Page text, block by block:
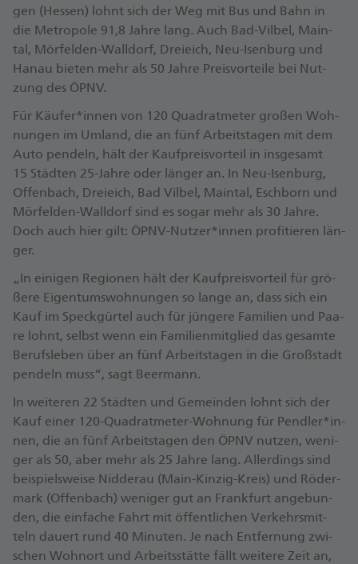
gen (Hes­sen) lohnt sich der Weg mit Bus und Bahn in
die Me­tro­po­le 91,8 Jah­re lang. Auch Bad-Vil­bel, Main­
tal, Mör­fel­den-Wall­dorf, Drei­eich, Neu-Isen­burg und
Ha­nau bie­ten mehr als 50 Jah­re Preis­vor­tei­le bei Nut­
zung des ÖPNV.
Für Käu­fer*in­nen von 120 Qua­drat­me­ter gro­ßen Woh­
nun­gen im Um­land, die an fünf Ar­beits­ta­gen mit dem
Au­to pen­deln, hält der Kauf­preis­vor­teil in ins­ge­samt
15 Städ­ten 25-Jah­re oder län­ger an. In Neu-Isen­burg,
Of­fen­bach, Drei­eich, Bad Vil­bel, Main­tal, Esch­born und
Mör­fel­den-Wall­dorf sind es so­gar mehr als 30 Jah­re.
Doch auch hier gilt: ÖPNV-Nut­zer*in­nen pro­fi­tie­ren län­
ger.
„In ei­ni­gen Re­gio­nen hält der Kauf­preis­vor­teil für grö­
ße­re Ei­gen­tums­woh­nun­gen so lan­ge an, dass sich ein
Kauf im Speck­gür­tel auch für jün­ge­re Fa­mi­li­en und Paa­
re lohnt, selbst wenn ein Fa­mi­li­en­mit­glied das ge­sam­te
Be­rufs­le­ben über an fünf Ar­beits­ta­gen in die Groß­stadt
pen­deln mus­s“, sagt Beer­mann.
In wei­te­ren 22 Städ­ten und Ge­mein­den lohnt sich der
Kauf ei­ner 120-Qua­drat­me­ter-Woh­nung für Pend­ler*in­
nen, die an fünf Ar­beits­ta­gen den ÖPNV nut­zen, we­ni­
ger als 50, aber mehr als 25 Jah­re lang. Al­ler­dings sind
bei­spiels­wei­se Nid­derau (Main-Kin­zig-Kreis) und Rö­der­
mark (Of­fen­bach) we­ni­ger gut an Frank­furt an­ge­bun­
den, die ein­fa­che Fahrt mit öf­fent­li­chen Ver­kehrs­mit­
teln dau­ert rund 40 Mi­nu­ten. Je nach Ent­fer­nung zwi­
schen Wohn­ort und Ar­beits­stät­te fällt wei­te­re Zeit an,